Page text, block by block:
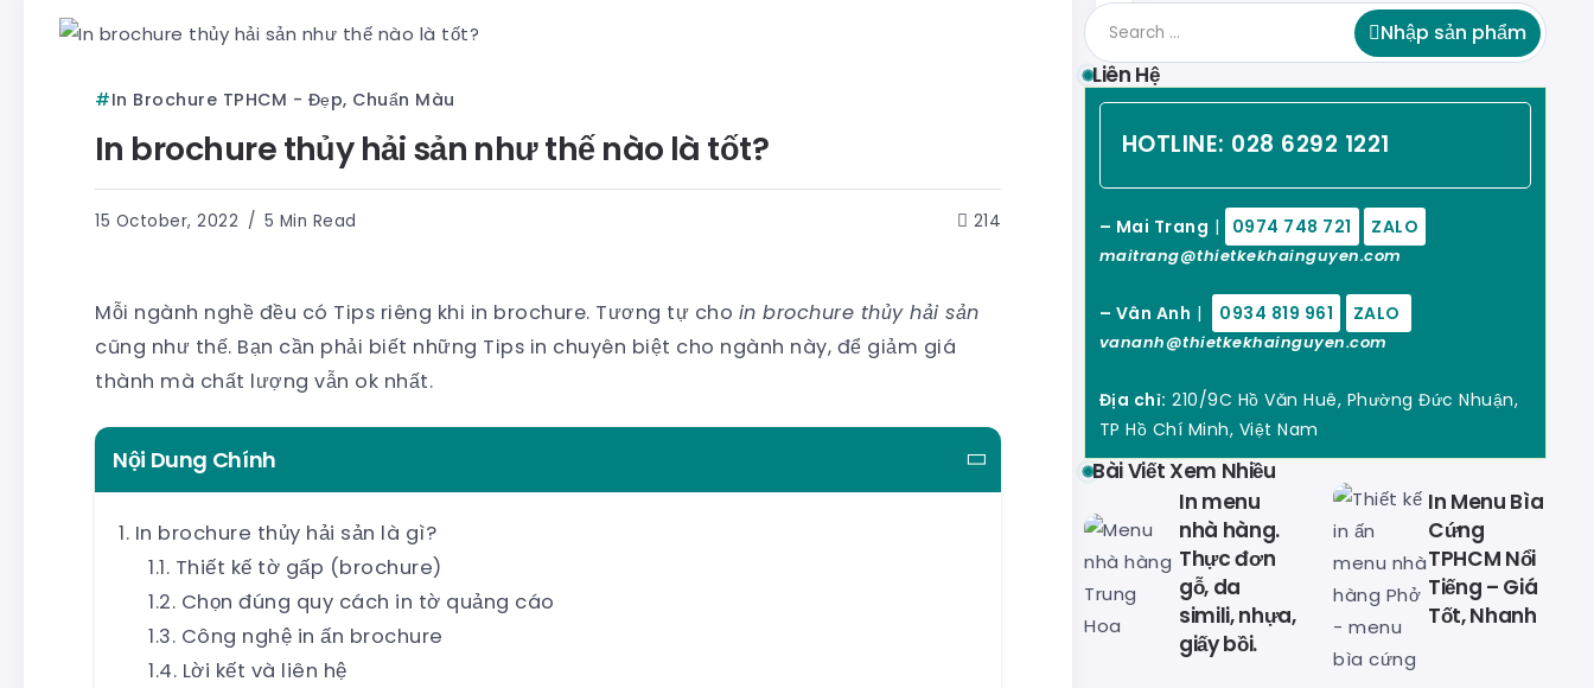
In Brochure TPHCM - Đẹp, Chuẩn Màu
In brochure thủy hải sản như thế nào là tốt?
15 October, 2022 5 Min Read 214
Mỗi ngành nghề đều có Tips riêng khi in brochure. Tương tự cho in brochure thủy hải sản
cũng như thế. Bạn cần phải biết những Tips in chuyên biệt cho ngành này, để giảm giá
thành mà chất lượng vẫn ok nhất.
Nội Dung Chính
In brochure thủy hải sản là gì?
Thiết kế tờ gấp (brochure)
Chọn đúng quy cách in tờ quảng cáo
Công nghệ in ấn brochure
Lời kết và liên hệ
Nhập sản phẩm
Liên Hệ
HOTLINE: 028 6292 1221
– Mai Trang | 0974 748 721 ZALO
maitrang@thietkekhainguyen.com
– Vân Anh | 0934 819 961 ZALO
vananh@thietkekhainguyen.com
Địa chỉ: 210/9C Hồ Văn Huê, Phường Đức Nhuận,
TP Hồ Chí Minh, Việt Nam
Bài Viết Xem Nhiều
In menu
nhà hàng.
Thực đơn
gỗ, da
simili, nhựa,
giấy bồi.
In Menu Bìa
Cứng
TPHCM Nổi
Tiếng – Giá
Tốt, Nhanh